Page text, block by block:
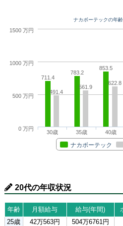
ナカボーテックの年
711.4
783.2
853.5
491.4
561.9
622.8
ナカボーテック
30歳 35歳 40歳
0 万円
500 万円
1000 万円
1500 万円
20代の年収状況
年齢 月額給与 給与(年間)
25歳
42万563円 504万6761円